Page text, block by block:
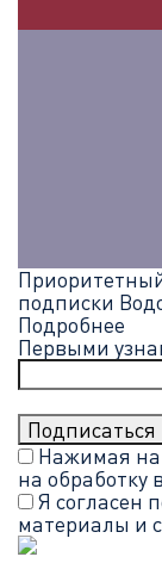
подписки
Подробнее
Первыми
Нажимая на
на обработку
Я согласен
материалы и